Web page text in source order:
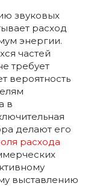
звуковых
расход
энергии.
частей
требует
вероятность
в
делают его
расхода
выставлению